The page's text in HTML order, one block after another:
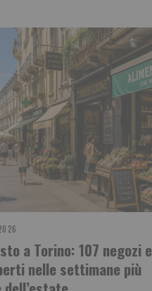
a Torino: 107 negozi e
nelle settimane più